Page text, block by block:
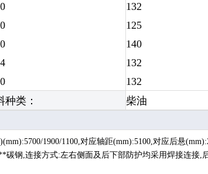
132
125
140
132
132
种类：
柴油
1900/1100,对应轴距(mm):5100,对应后悬
碳钢,连接方式:左右侧面及后下部防护均采用焊接连接,